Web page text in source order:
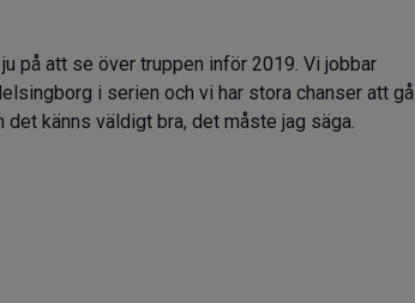
på att se över truppen inför 2019. Vi jobbar
i serien och vi har stora chanser att gå
känns väldigt bra, det måste jag säga.